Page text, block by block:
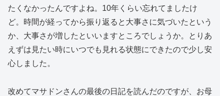
たくなかったんですよね。10年くらい忘れてましたけ
ど。時間が経ってから振り返ると大事さに気づいたという
か、大事さが増したといいますところでしょうか。とりあ
えずは見たい時にいつでも見れる状態にできたので少し安
心しました。
改めてマサドンさんの最後の日記を読んだのですが、お母